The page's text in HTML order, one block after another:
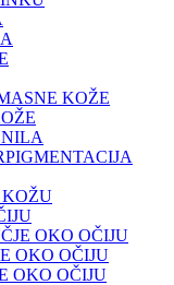
KOŽE
KOŽU
OKO OČIJU
OKO OČIJU
OKO OČIJU